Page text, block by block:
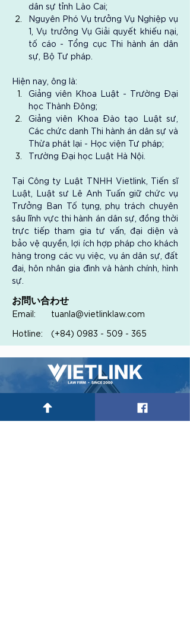
dân sự tỉnh Lào Cai;
Nguyên Phó Vụ trưởng Vụ Nghiệp vụ
1, Vụ trưởng Vụ Giải quyết khiếu nại,
tố cáo - Tổng cục Thi hành án dân
sự, Bộ Tư pháp.
Hiện nay, ông là:
Giảng viên Khoa Luật - Trường Đại
học Thành Đông;
Giảng viên Khoa Đào tạo Luật sư,
Các chức danh Thi hành án dân sự và
Thừa phát lại - Học viện Tư pháp;
Trường Đại học Luật Hà Nội.
Tại Công ty Luật TNHH Vietlink, Tiến sĩ
Luật, Luật sư Lê Anh Tuấn giữ chức vụ
Trưởng Ban Tố tụng, phụ trách chuyên
sâu lĩnh vực thi hành án dân sự, đồng thời
trực tiếp tham gia tư vấn, đại diện và
bảo vệ quyền, lợi ích hợp pháp cho khách
hàng trong các vụ việc, vụ án dân sự, đất
đai, hôn nhân gia đình và hành chính, hình
sự.
お問い合わせ
Email:
tuanla@vietlinklaw.com
Hotline:
(+84) 0983 - 509 - 365
VIETLINK有限責任法
律事務所